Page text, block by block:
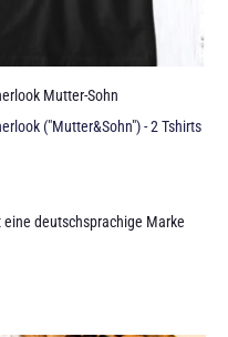
Mutter-Sohn
("Mutter&Sohn") - 2 Tshirts
eine deutschsprachige Marke